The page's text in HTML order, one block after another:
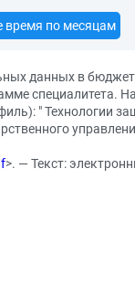
время по месяцам
данных в
специалитета.
" Технологии
>. — Текст: